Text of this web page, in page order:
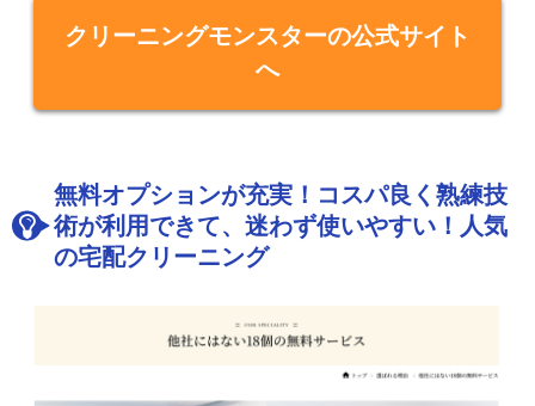
クリーニングモンスターの公式サイト
へ
無料オプションが充実！コスパ良く熟練技
術が利用できて、迷わず使いやすい！人気
の宅配クリーニング